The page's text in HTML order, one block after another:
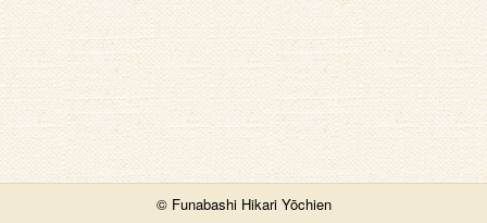
© Funabashi Hikari Yōchien